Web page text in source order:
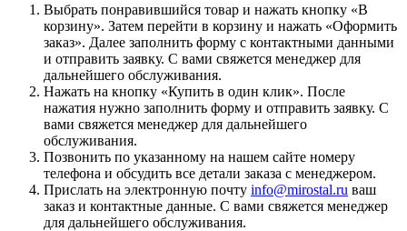
Выбрать понравившийся товар и нажать кнопку «В
корзину». Затем перейти в корзину и нажать «Оформить
заказ». Далее заполнить форму с контактными данными
и отправить заявку. С вами свяжется менеджер для
дальнейшего обслуживания.
Нажать на кнопку «Купить в один клик». После
нажатия нужно заполнить форму и отправить заявку. С
вами свяжется менеджер для дальнейшего
обслуживания.
Позвонить по указанному на нашем сайте номеру
телефона и обсудить все детали заказа с менеджером.
Прислать на электронную почту info@mirostal.ru ваш
заказ и контактные данные. С вами свяжется менеджер
для дальнейшего обслуживания.